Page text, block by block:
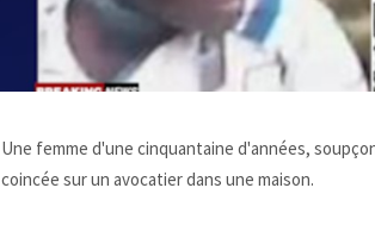
Une femme d'une cinquantaine d'années,
coincée sur un avocatier dans une maison.